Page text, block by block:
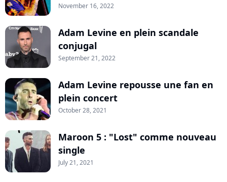
November 16, 2022
Adam Levine en plein scandale
conjugal
September 21, 2022
Adam Levine repousse une fan en
plein concert
October 28, 2021
Maroon 5 : "Lost" comme nouveau
single
July 21, 2021